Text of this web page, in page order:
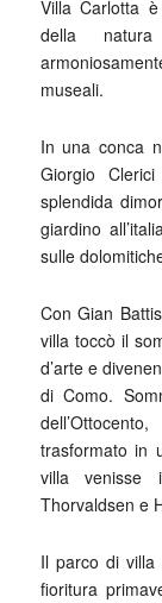
Villa Carlotta
della
museali.
In una conca
Giorgio
splendida
giardino
sulle
Con Gian
villa toccò il
d’arte e
di Como.
trasformato in
villa venisse
Thorvaldsen e
Il parco di villa
fioritura